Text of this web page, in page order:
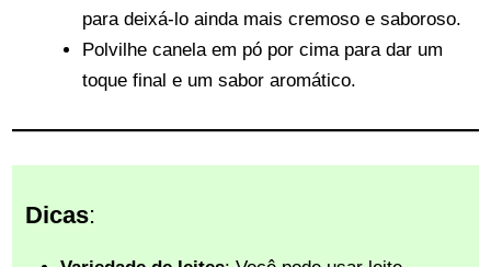
para deixá-lo ainda mais cremoso e saboroso.
Polvilhe canela em pó por cima para dar um
toque final e um sabor aromático.
Dicas: